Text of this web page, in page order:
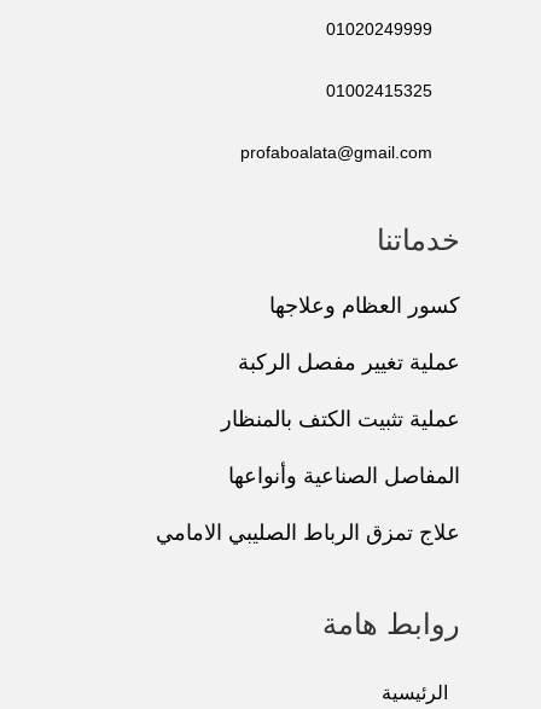
01020249999
01002415325
profaboalata@gmail.com
خدماتنا
كسور العظام وعلاجها
عملية تغيير مفصل الركبة
عملية تثبيت الكتف بالمنظار
المفاصل الصناعية وأنواعها
علاج تمزق الرباط الصليبي الامامي
روابط هامة
الرئيسية